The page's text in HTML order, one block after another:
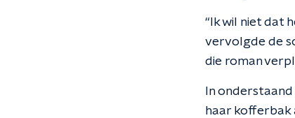
“Ik wil niet dat
vervolgde de
die roman
In
haar kofferbak